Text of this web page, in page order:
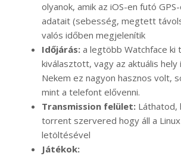
olyanok, amik az iOS-en futó
adatait (sebesség, megtett
valós időben megjelenítik
Időjárás: a legtöbb Watchface ki
kiválasztott, vagy az aktuális hely
Nekem ez nagyon hasznos volt,
mint a telefont elővenni.
Transmission felület: Láthatod,
torrent szervered hogy áll a
letöltésével
Játékok: